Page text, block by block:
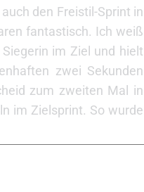
den Freistil-Sprint in
fantastisch. Ich weiß
im Ziel und hielt
zwei Sekunden
zum zweiten Mal in
im Zielsprint. So wurde
mehr her. Im Zielsprint